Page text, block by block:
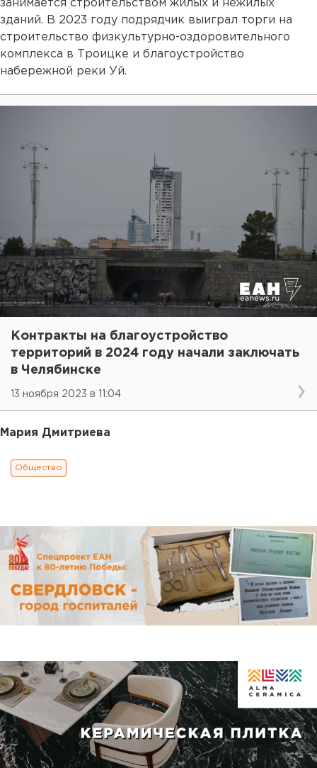
занимается строительством жилых и нежилых
зданий. В 2023 году подрядчик выиграл торги на
строительство физкультурно-оздоровительного
комплекса в Троицке и благоустройство
набережной реки Уй.
Контракты на благоустройство
территорий в 2024 году начали заключать
в Челябинске
13 ноября 2023 в 11:04
Мария Дмитриева
Общество